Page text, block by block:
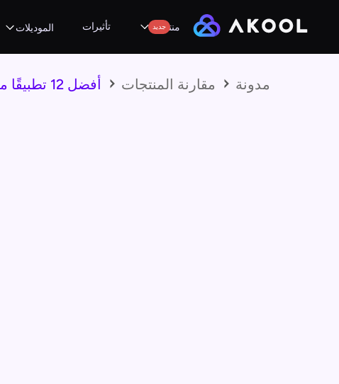
منتجات
جديد تأثيرات الموديلات
مدونة مقارنة المنتجات أفضل 12 تطبيقًا من تطبيقات Deepfake لمقايضات الوجه الواقعية